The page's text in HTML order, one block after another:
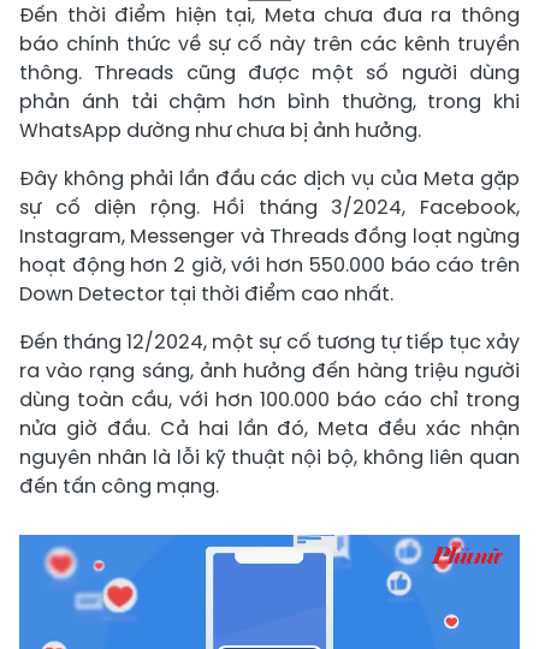
Đến thời điểm hiện tại, Meta chưa đưa ra thông
báo chính thức về sự cố này trên các kênh truyền
thông. Threads cũng được một số người dùng
phản ánh tải chậm hơn bình thường, trong khi
WhatsApp dường như chưa bị ảnh hưởng.
Đây không phải lần đầu các dịch vụ của Meta gặp
sự cố diện rộng. Hồi tháng 3/2024, Facebook,
Instagram, Messenger và Threads đồng loạt ngừng
hoạt động hơn 2 giờ, với hơn 550.000 báo cáo trên
Down Detector tại thời điểm cao nhất.
Đến tháng 12/2024, một sự cố tương tự tiếp tục xảy
ra vào rạng sáng, ảnh hưởng đến hàng triệu người
dùng toàn cầu, với hơn 100.000 báo cáo chỉ trong
nửa giờ đầu. Cả hai lần đó, Meta đều xác nhận
nguyên nhân là lỗi kỹ thuật nội bộ, không liên quan
đến tấn công mạng.